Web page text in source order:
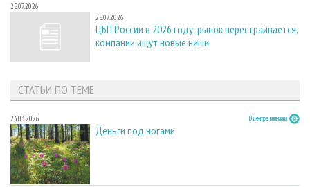
28.07.2026
28.07.2026
ЦБП России в 2026 году: рынок перестраивается,
компании ищут новые ниши
СТАТЬИ ПО ТЕМЕ
23.03.2026 В центре внимания
Деньги под ногами